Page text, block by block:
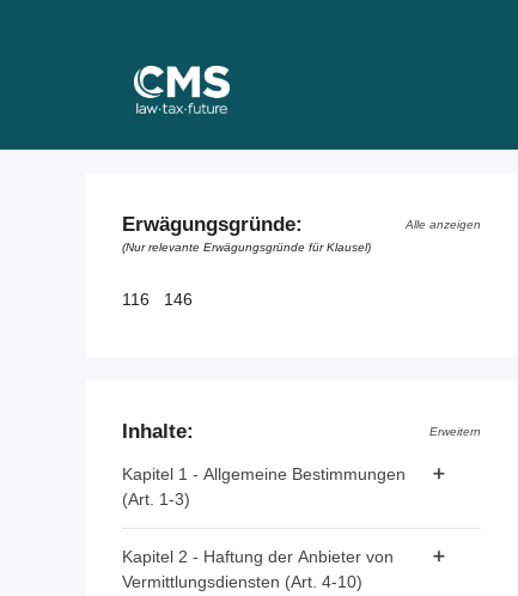
Erwägungsgründe:
Alle anzeigen
(Nur relevante Erwägungsgründe für Klausel)
116 146
Inhalte: Erweitern
Kapitel 1 - Allgemeine Bestimmungen
(Art. 1-3)
Artikel 2 - Geltungsbereich
Kapitel 2 - Haftung der Anbieter von
Vermittlungsdiensten (Art. 4-10)